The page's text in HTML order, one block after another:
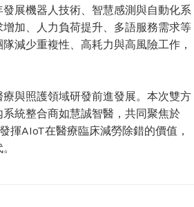
展機器人技術、智慧感測與自動化系
加、人力負荷提升、多語服務需求等
減少重複性、高耗力與高風險工作，
與照護領域研發前進發展。本次雙方
統整合商如慧誠智醫，共同聚焦於
揮AIoT在醫療臨床減勞除錯的價值，